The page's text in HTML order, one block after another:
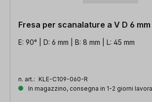
Fresa per scanalature a V D 6 mm
E: 90° | D: 6 mm | B: 8 mm | L: 45 mm
n. art.: KLE-C109-060-R
In magazzino, consegna in 1-2 giorni